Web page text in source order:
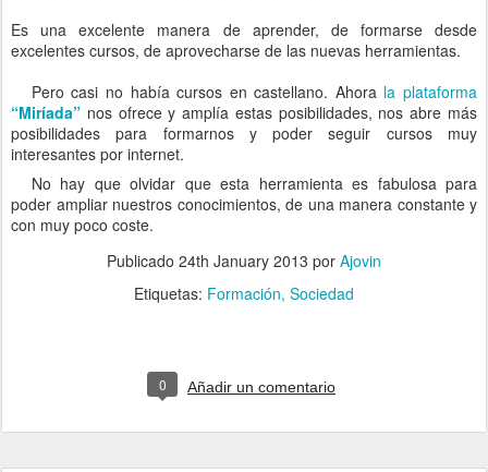
Es una excelente manera de aprender, de formarse desde
excelentes cursos, de aprovecharse de las nuevas herramientas.
Pero casi no había cursos en castellano. Ahora la plataforma
“Miríada” nos ofrece y amplía estas posibilidades, nos abre más
posibilidades para formarnos y poder seguir cursos muy
interesantes por internet.
No hay que olvidar que esta herramienta es fabulosa para
poder ampliar nuestros conocimientos, de una manera constante y
con muy poco coste.
Publicado 24th January 2013 por Ajovin
Etiquetas: Formación Sociedad
0 Añadir un comentario